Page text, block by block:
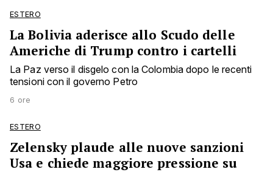
ESTERO
La Bolivia aderisce allo Scudo delle
Americhe di Trump contro i cartelli
La Paz verso il disgelo con la Colombia dopo le recenti
tensioni con il governo Petro
6 ore
ESTERO
Zelensky plaude alle nuove sanzioni
Usa e chiede maggiore pressione su